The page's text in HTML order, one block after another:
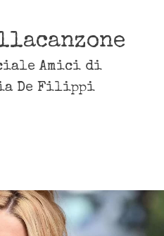
Amici di
De Filippi